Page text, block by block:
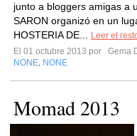
junto a bloggers amigas a
SARON organizó en un
HOSTERIA DE...
Leer el
El 01 octubre 2013 por
Gema
NONE NONE
Momad 2013